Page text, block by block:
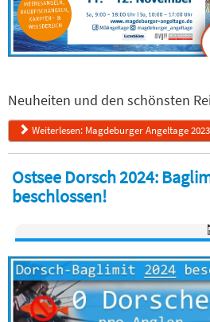
Neuheiten und den schönsten
Weiterlesen: Magdeburger Angeltage 2023
Ostsee Dorsch 2024:
beschlossen!